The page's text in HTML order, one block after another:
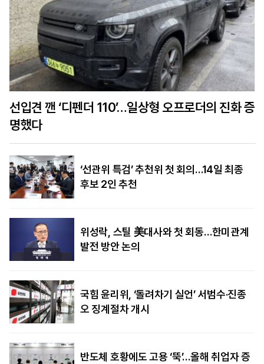
선입견 깬 ‘디펜더 110’…일상형 오프로더의 진화 증
명했다
‘선관위 특검’ 추천위 첫 회의…14일 최종
후보 2인 추천
위성락, 스틸 美대사와 첫 회동…한미관계
발전 방안 논의
국힘 윤리위, ‘돌려차기 실언’ 서범수·진종
오 징계절차 개시
반도체 호황에도 고용 ‘뚝’…올해 취업자 증